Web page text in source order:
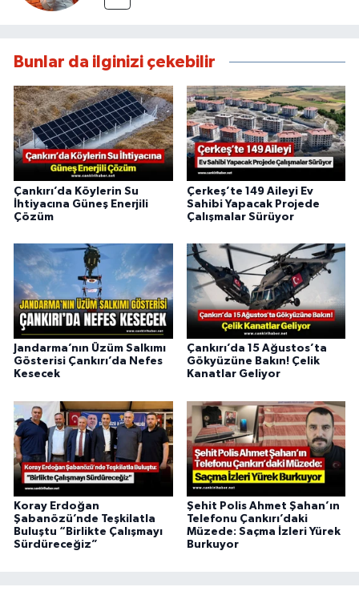
Bunlar da ilginizi çekebilir
Çankırı’da Köylerin Su
İhtiyacına Güneş Enerjili
Çözüm
Çerkeş’te 149 Aileyi Ev
Sahibi Yapacak Projede
Çalışmalar Sürüyor
Jandarma’nın Üzüm Salkımı
Gösterisi Çankırı’da Nefes
Kesecek
Çankırı’da 15 Ağustos’ta
Gökyüzüne Bakın! Çelik
Kanatlar Geliyor
Koray Erdoğan
Şabanözü’nde Teşkilatla
Buluştu “Birlikte Çalışmayı
Sürdüreceğiz”
Şehit Polis Ahmet Şahan’ın
Telefonu Çankırı’daki
Müzede: Saçma İzleri Yürek
Burkuyor